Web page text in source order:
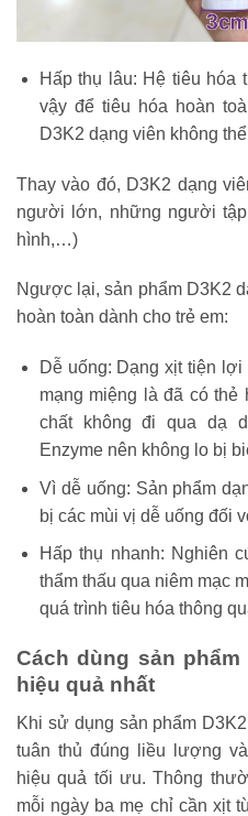
Hấp thụ lâu: Hệ tiêu
vậy để tiêu hóa hoàn
D3K2 dạng viên không
Thay vào đó, D3K2 dạng
người lớn, những người
hình,…)
Ngược lại, sản phẩm D3K2
hoàn toàn dành cho trẻ em:
Dễ uống: Dạng xịt tiện
mạng miệng là đã có thẻ
chất không đi qua dạ
Enzyme nên không lo bị
Vì dễ uống: Sản phẩm
bị các mùi vị dễ uống đối
Hấp thụ nhanh: Nghiên
thẩm thấu qua niêm mạc
quá trình tiêu hóa thông
Cách dùng sản
hiệu quả nhất
Khi sử dụng sản phẩm
tuân thủ đúng liều lượng
hiệu quả tối ưu. Thông
mỗi ngày ba mẹ chỉ cần xịt